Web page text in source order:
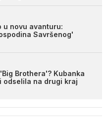
u novu avanturu:
Savršenog'
Brothera'? Kubanka
odselila na drugi kraj